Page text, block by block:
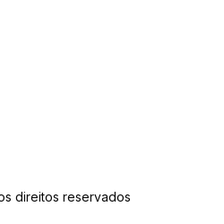
direitos reservados